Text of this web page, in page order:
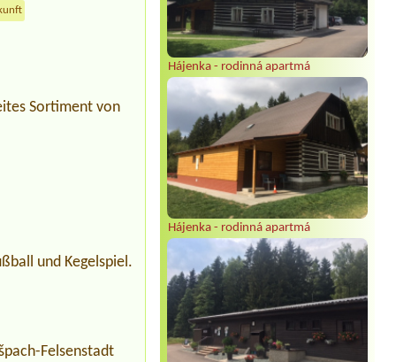
Hájenka - rodinná apartmá
Hájenka - rodinná apartmá
Sortiment von
und Kegelspiel.
Felsenstadt